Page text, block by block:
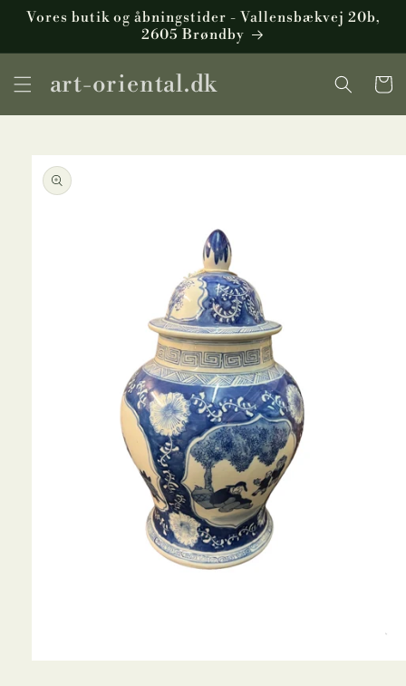
Gå til
Vores butik og åbningstider - Vallensbækvej 20b,
2605 Brøndby
art-oriental.dk